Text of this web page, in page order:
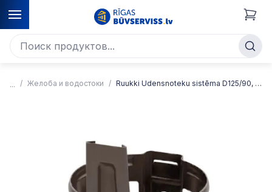
Желоба и водостоки Ruukki Ūdensnoteku sistēma D125/90, RR32/Tumši brūna